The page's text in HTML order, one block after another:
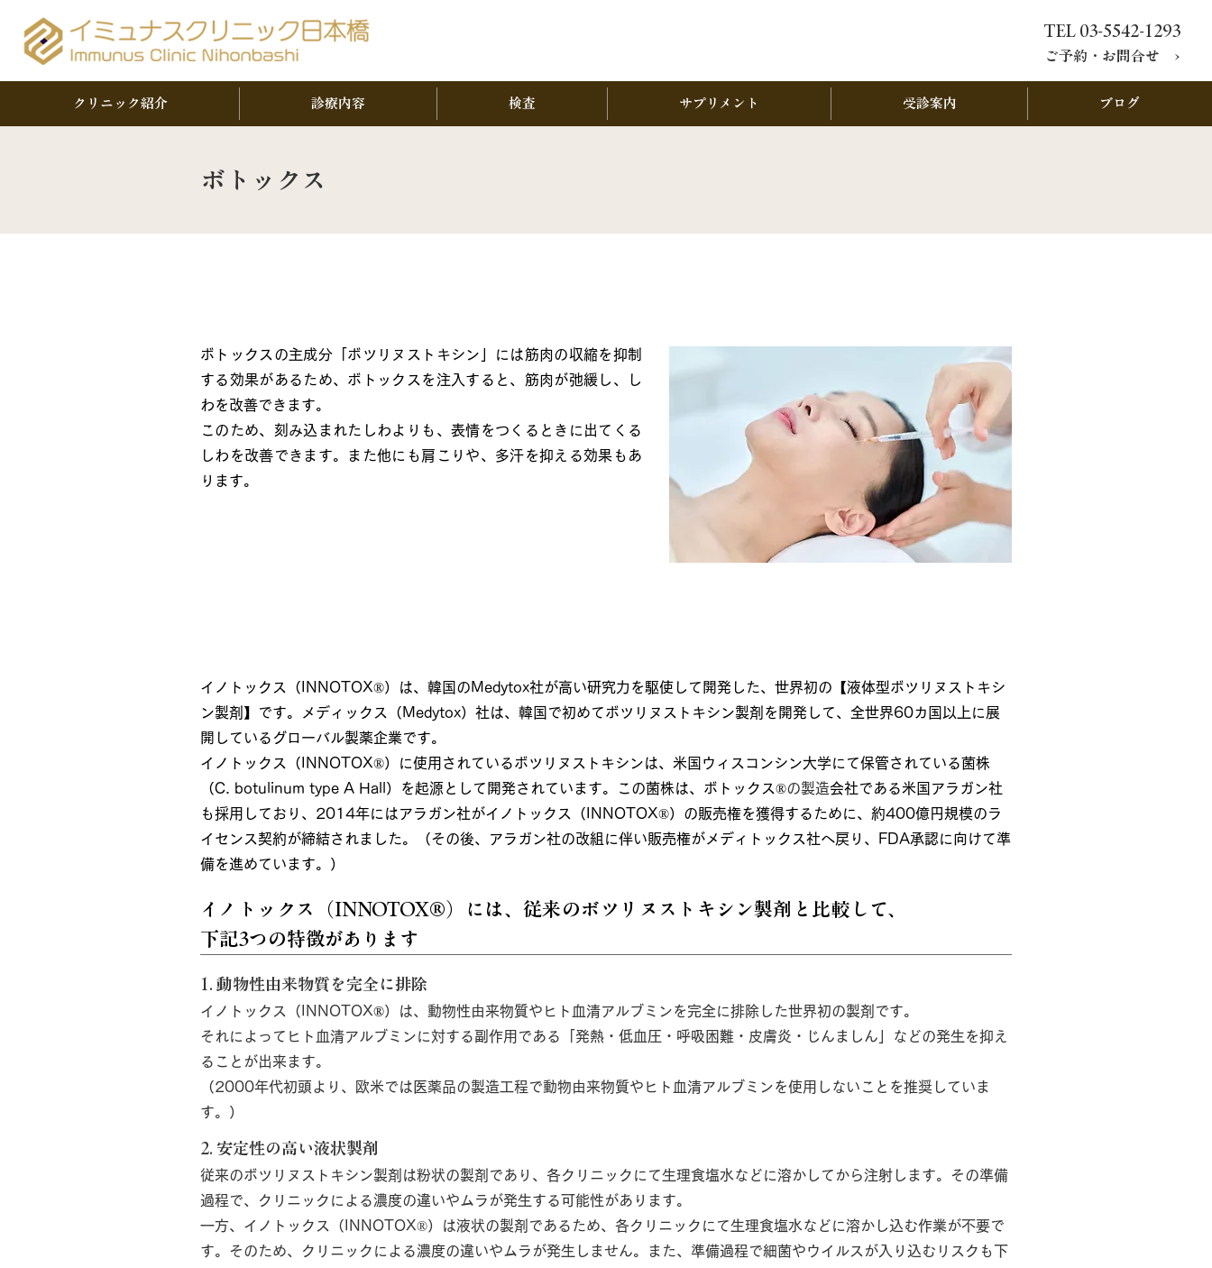
TEL 03-5542-1293
ご予約・お問合せ ›
クリニック紹介 診療内容 検査 サプリメント 受診案内 ブログ
ボトックス
ボトックスの主成分「ボツリヌストキシン」には筋肉の収縮を抑制
する効果があるため、ボトックスを注入すると、筋肉が弛緩し、し
わを改善できます。
このため、刻み込まれたしわよりも、表情をつくるときに出てくる
しわを改善できます。また他にも肩こりや、多汗を抑える効果もあ
ります。
イノトックス（INNOTOX®︎）は、韓国のMedytox社が高い研究力を駆使して開発した、世界初の【液体型ボツリヌストキシ
ン製剤】です。メディックス（Medytox）社は、韓国で初めてボツリヌストキシン製剤を開発して、全世界60カ国以上に展
開しているグローバル製薬企業です。
​ イノトックス（INNOTOX®︎）に使用されているボツリヌストキシンは、米国ウィスコンシン大学にて保管されている菌株
（C. botulinum type A Hall）を起源として開発されています。この菌株は、ボトックス®︎の製造会社である米国アラガン社
も採用しており、2014年にはアラガン社がイノトックス（INNOTOX®︎）の販売権を獲得するために、約400億円規模のラ
イセンス契約が締結されました。（その後、アラガン社の改組に伴い販売権がメディトックス社へ戻り、FDA承認に向けて準
備を進めています。）
イノトックス（INNOTOX®︎）には、従来のボツリヌストキシン製剤と比較して、
下記3つの特徴があります
1. 動物性由来物質を完全に排除
イノトックス（INNOTOX®︎）は、動物性由来物質やヒト血清アルブミンを完全に排除した世界初の製剤です。
それによってヒト血清アルブミンに対する副作用である「発熱・低血圧・呼吸困難・皮膚炎・じんましん」などの発生を抑え
ることが出来ます。
（2000年代初頭より、欧米では医薬品の製造工程で動物由来物質やヒト血清アルブミンを使用しないことを推奨していま
す。）
2. 安定性の高い液状製剤
従来のボツリヌストキシン製剤は粉状の製剤であり、各クリニックにて生理食塩水などに溶かしてから注射します。その準備
過程で、クリニックによる濃度の違いやムラが発生する可能性があります。
一方、イノトックス（INNOTOX®︎）は液状の製剤であるため、各クリニックにて生理食塩水などに溶かし込む作業が不要で
す。そのため、クリニックによる濃度の違いやムラが発生しません。また、準備過程で細菌やウイルスが入り込むリスクも下